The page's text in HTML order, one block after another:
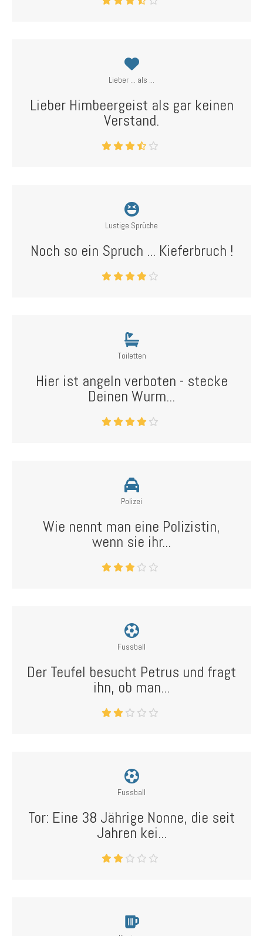
Lieber ... als ...
Lieber Himbeergeist als gar keinen
Verstand.
Lustige Sprüche
Noch so ein Spruch ... Kieferbruch !
Toiletten
Hier ist angeln verboten - stecke
Deinen Wurm...
Polizei
Wie nennt man eine Polizistin,
wenn sie ihr...
Fussball
Der Teufel besucht Petrus und fragt
ihn, ob man...
Fussball
Tor: Eine 38 Jährige Nonne, die seit
Jahren kei...